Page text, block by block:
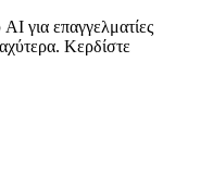
για επαγγελματίες
Κερδίστε